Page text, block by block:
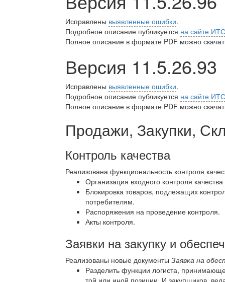
Исправлены выявленные ошибки.
Подробное описание публикуется на сайте ИТС
Полное описание в формате PDF можно
Версия 11.5.26.93
Исправлены выявленные ошибки.
Подробное описание публикуется на сайте ИТС
Полное описание в формате PDF можно
Продажи, Закупки,
Контроль качества
Реализована функциональность контроля
Организация входного контроля
Блокировка товаров, подлежащих
потребителям.
Распоряжения на проведение контроля.
Акты контроля.
Заявки на закупку и
Реализованы новые документы Заявка на
Разделить функции логиста,
той или иной позиции. И закупщиков,